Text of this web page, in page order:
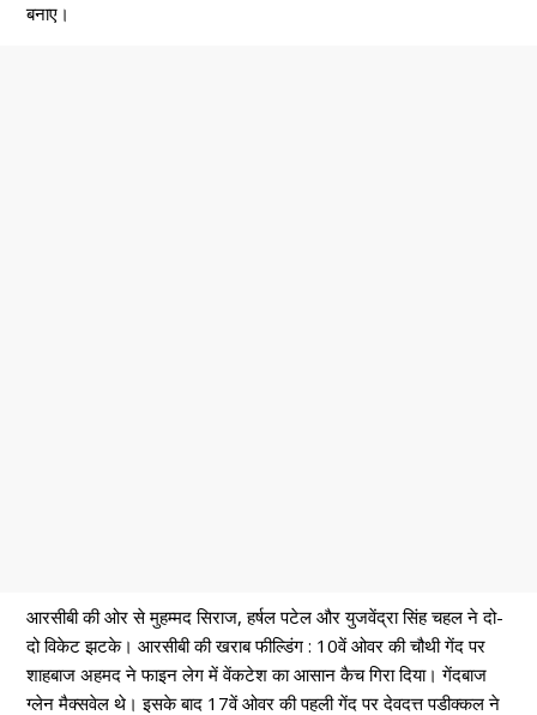
बनाए।
आरसीबी की ओर से मुहम्मद सिराज, हर्षल पटेल और युजवेंद्रा सिंह चहल ने दो-
दो विकेट झटके। आरसीबी की खराब फील्डिंग : 10वें ओवर की चौथी गेंद पर
शाहबाज अहमद ने फाइन लेग में वेंकटेश का आसान कैच गिरा दिया। गेंदबाज
ग्लेन मैक्सवेल थे। इसके बाद 17वें ओवर की पहली गेंद पर देवदत्त पडीक्कल ने